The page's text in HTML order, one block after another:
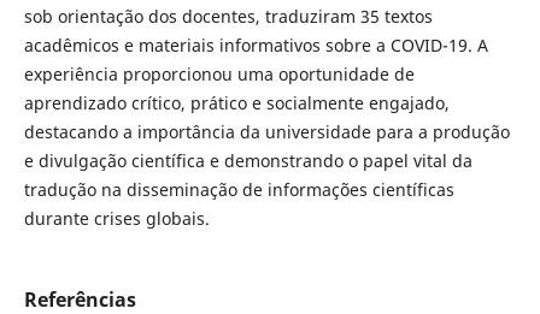
sob orientação dos docentes, traduziram 35 textos
acadêmicos e materiais informativos sobre a COVID-19. A
experiência proporcionou uma oportunidade de
aprendizado crítico, prático e socialmente engajado,
destacando a importância da universidade para a produção
e divulgação científica e demonstrando o papel vital da
tradução na disseminação de informações científicas
durante crises globais.
Referências